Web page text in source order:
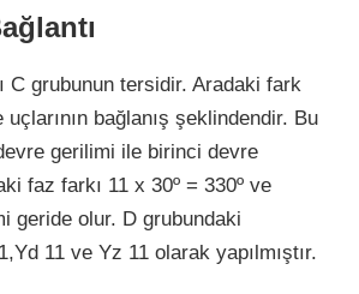
C grubunun tersidir. Aradaki fark
bağlanış şeklindendir. Bu
gerilimi ile birinci devre
faz farkı 11 x 30º = 330º ve
geride olur. D grubundaki
11 ve Yz 11 olarak yapılmıştır.